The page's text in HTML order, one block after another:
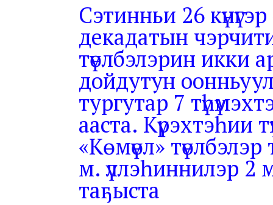
Сэтинньи 26
декадатын
түөлбэлэрин икки
дойдутун
тургутар 7
ааста. Күрэхтэһии
«Көмүөл»
м. үллэһиннилэр 2
таҕыста